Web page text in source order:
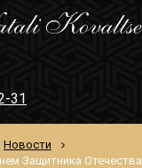
31
Новости
Защитника Отечества